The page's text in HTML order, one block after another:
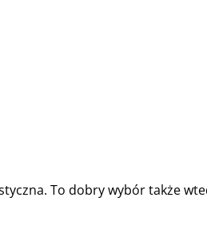
To dobry wybór także